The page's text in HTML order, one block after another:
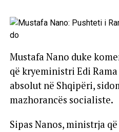
Mustafa Nano duke
që kryeministri Edi
absolut në Shqipëri,
mazhorancës socialiste.
Sipas Nanos, ministrja